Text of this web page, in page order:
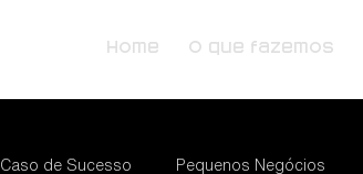
Home O que fazemos
Caso de Sucesso Pequenos Negócios